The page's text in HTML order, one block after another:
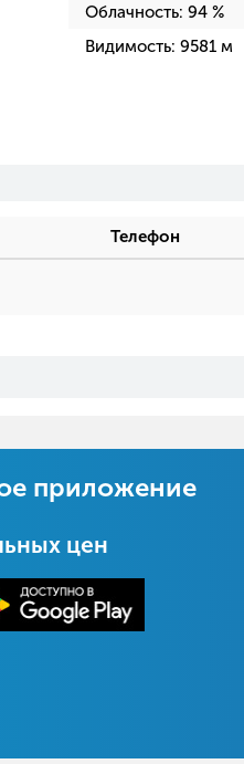
Облачность: 94 %
Видимость: 9581 м
Телефон
приложение
цен